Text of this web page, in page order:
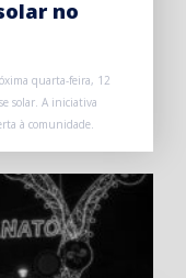
no
quarta-feira, 12
solar. A iniciativa
à comunidade.